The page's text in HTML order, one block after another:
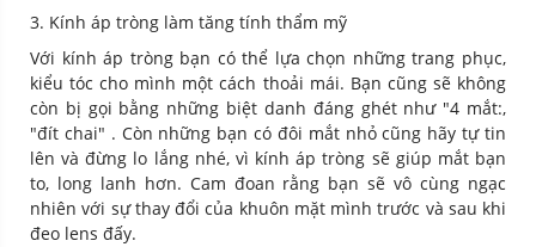
3. Kính áp tròng làm tăng tính thẩm mỹ
Với kính áp tròng bạn có thể lựa chọn những trang phục,
kiểu tóc cho mình một cách thoải mái. Bạn cũng sẽ không
còn bị gọi bằng những biệt danh đáng ghét như "4 mắt:,
"đít chai" . Còn những bạn có đôi mắt nhỏ cũng hãy tự tin
lên và đừng lo lắng nhé, vì kính áp tròng sẽ giúp mắt bạn
to, long lanh hơn. Cam đoan rằng bạn sẽ vô cùng ngạc
nhiên với sự thay đổi của khuôn mặt mình trước và sau khi
đeo lens đấy.